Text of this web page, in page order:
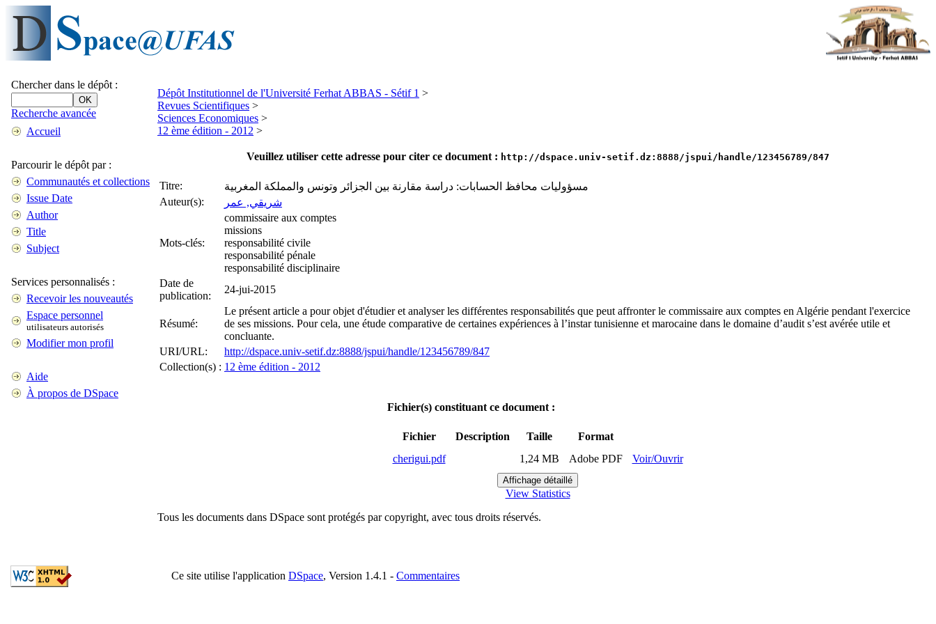
Chercher dans le dépôt :
Recherche avancée
Accueil
Parcourir le dépôt par :
Communautés et collections
Issue Date
Author
Title
Subject
Services personnalisés :
Recevoir les nouveautés
Espace personnel
utilisateurs autorisés
Modifier mon profil
Aide
À propos de DSpace
Dépôt Institutionnel de l'Université Ferhat ABBAS - Sétif 1 >
Revues Scientifiques >
Sciences Economiques >
12 ème édition - 2012 >
Veuillez utiliser cette adresse pour citer ce document : http://dspace.univ-setif.dz:8888/jspui/handle/123456789/847
Titre:
مسؤوليات محافظ الحسابات: دراسة مقارنة بين الجزائر وتونس والمملكة المغربية
Auteur(s):
شريقي, عمر
Mots-clés:
commissaire aux comptes
missions
responsabilité civile
responsabilité pénale
responsabilité disciplinaire
Date de
publication:
24-jui-2015
Résumé:
Le présent article a pour objet d'étudier et analyser les différentes responsabilités que peut affronter le commissaire aux comptes en Algérie pendant l'exercice
de ses missions. Pour cela, une étude comparative de certaines expériences à l’instar tunisienne et marocaine dans le domaine d’audit s’est avérée utile et
concluante.
URI/URL:
http://dspace.univ-setif.dz:8888/jspui/handle/123456789/847
Collection(s) : 12 ème édition - 2012
Fichier(s) constituant ce document :
Fichier Description Taille
Format
cherigui.pdf
1,24 MB Adobe PDF Voir/Ouvrir
View Statistics
Tous les documents dans DSpace sont protégés par copyright, avec tous droits réservés.
Ce site utilise l'application DSpace, Version 1.4.1 - Commentaires